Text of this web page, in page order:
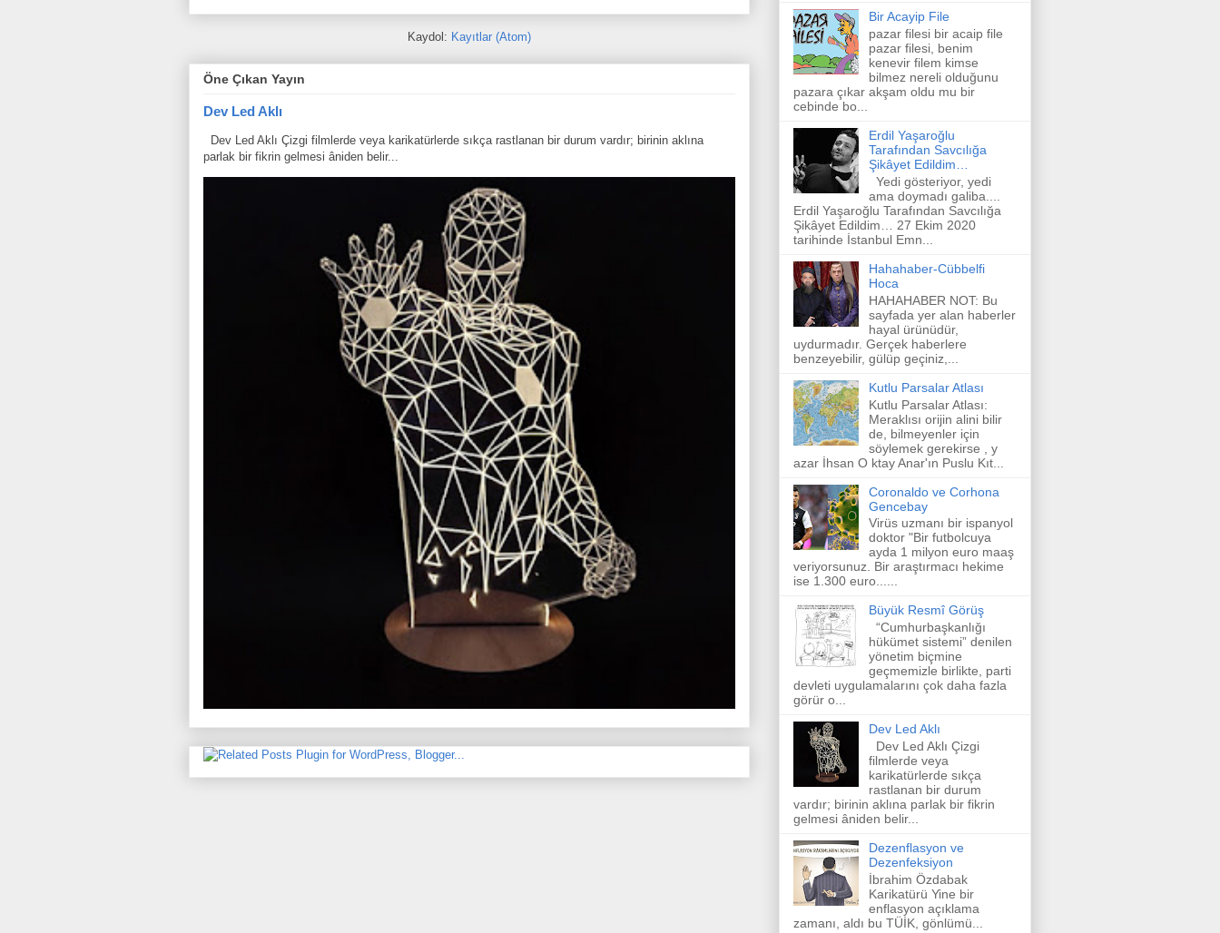
Kaydol: Kayıtlar (Atom)
Öne Çıkan Yayın
Dev Led Aklı
Dev Led Aklı Çizgi filmlerde veya karikatürlerde sıkça rastlanan bir durum vardır; birinin aklına
parlak bir fikrin gelmesi âniden belir...
Bir Acayip File
pazar filesi bir acaip file
pazar filesi, benim
kenevir filem kimse
bilmez nereli olduğunu
pazara çıkar akşam oldu mu bir
cebinde bo...
Erdil Yaşaroğlu
Tarafından Savcılığa
Şikâyet Edildim…
Yedi gösteriyor, yedi
ama doymadı galiba....
Erdil Yaşaroğlu Tarafından Savcılığa
Şikâyet Edildim… 27 Ekim 2020
tarihinde İstanbul Emn...
Hahahaber-Cübbelfi
Hoca
HAHAHABER NOT: Bu
sayfada yer alan haberler
hayal ürünüdür,
uydurmadır. Gerçek haberlere
benzeyebilir, gülüp geçiniz,...
Kutlu Parsalar Atlası
Kutlu Parsalar Atlası:
Meraklısı orijin alini bilir
de, bilmeyenler için
söylemek gerekirse , y
azar İhsan O ktay Anar'ın Puslu Kıt...
Coronaldo ve Corhona
Gencebay
Virüs uzmanı bir ispanyol
doktor "Bir futbolcuya
ayda 1 milyon euro maaş
veriyorsunuz. Bir araştırmacı hekime
ise 1.300 euro......
Büyük Resmî Görüş
“Cumhurbaşkanlığı
hükümet sistemi” denilen
yönetim biçmine
geçmemizle birlikte, parti
devleti uygulamalarını çok daha fazla
görür o...
Dev Led Aklı
Dev Led Aklı Çizgi
filmlerde veya
karikatürlerde sıkça
rastlanan bir durum
vardır; birinin aklına parlak bir fikrin
gelmesi âniden belir...
Dezenflasyon ve
Dezenfeksiyon
İbrahim Özdabak
Karikatürü Yine bir
enflasyon açıklama
zamanı, aldı bu TÜİK, gönlümü...